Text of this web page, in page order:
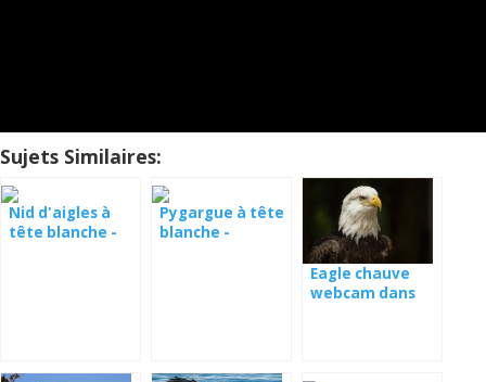
Sujets Similaires:
Nid d'aigles à
tête blanche -
Pygargue à tête
blanche -
Eagle chauve
webcam dans